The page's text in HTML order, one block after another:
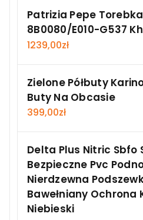
Patrizia Pepe Torebka
8B0080/E010-G537
1239,00zł
Zielone Półbuty
Buty Na Obcasie
399,00zł
Delta Plus Nitric Sbfo
Bezpieczne Pvc
Nierdzewna
Bawełniany Ochrona
Niebieski